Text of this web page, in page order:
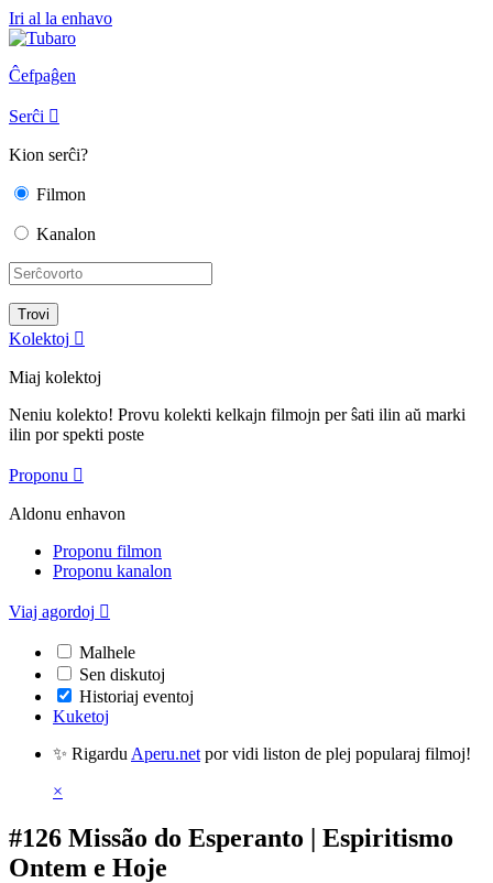
Iri al la enhavo
Ĉefpaĝen
Serĉi 
Kion serĉi?
Filmon
Kanalon
Kolektoj 
Miaj kolektoj
Neniu kolekto! Provu kolekti kelkajn filmojn per ŝati ilin aŭ marki
ilin por spekti poste
Proponu 
Aldonu enhavon
Proponu filmon
Proponu kanalon
Viaj agordoj 
Malhele
Sen diskutoj
Historiaj eventoj
Kuketoj
✨ Rigardu Aperu.net por vidi liston de plej popularaj filmoj!
×
#126 Missão do Esperanto | Espiritismo
Ontem e Hoje